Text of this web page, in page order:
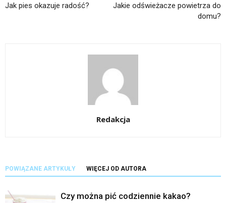
Jak pies okazuje radość?
Jakie odświeżacze powietrza do
domu?
Redakcja
POWIĄZANE ARTYKUŁY WIĘCEJ OD AUTORA
Czy można pić codziennie kakao?